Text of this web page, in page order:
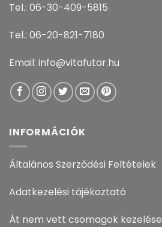
Tel.: 06-30-409-5815
Tel.: 06-20-821-7180
Email: info@vitafutar.hu
INFORMÁCIÓK
Általános Szerződési Feltételek
Adatkezelési tájékoztató
Át nem vett csomagok kezelése